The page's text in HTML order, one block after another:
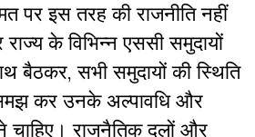
पर इस तरह की राजनीति नहीं
राज्य के विभिन्न एससी समुदायों
बैठकर, सभी समुदायों की स्थिति
कर उनके अल्पावधि और
चाहिए। राजनैतिक दलों और